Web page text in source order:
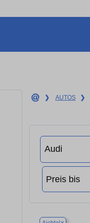
❯ AUTOS ❯